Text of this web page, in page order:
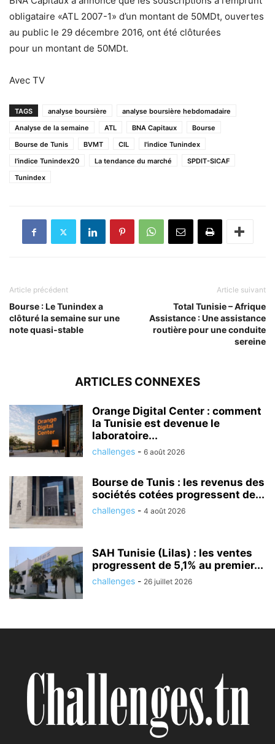
obligataire «ATL 2007-1» d’un montant de 50MDt, ouvertes
au public le 29 décembre 2016, ont été clôturées
pour un montant de 50MDt.
Avec TV
TAGS analyse boursière
analyse boursière hebdomadaire
Analyse de la semaine
ATL BNA Capitaux
Bourse
Bourse de Tunis
BVMT CIL
l'indice Tunindex
l'indice Tunindex20
La tendance du marché
SPDIT-SICAF
Tunindex
Article précédent
Bourse : Le Tunindex a
clôturé la semaine sur une
note quasi-stable
Article suivant
Total Tunisie – Afrique
Assistance : Une assistance
routière pour une conduite
sereine
ARTICLES CONNEXES
Orange Digital Center : comment
la Tunisie est devenue le
laboratoire...
challenges - 6 août 2026
Bourse de Tunis : les revenus des
sociétés cotées progressent de...
challenges - 4 août 2026
SAH Tunisie (Lilas) : les ventes
progressent de 5,1% au premier...
challenges - 26 juillet 2026